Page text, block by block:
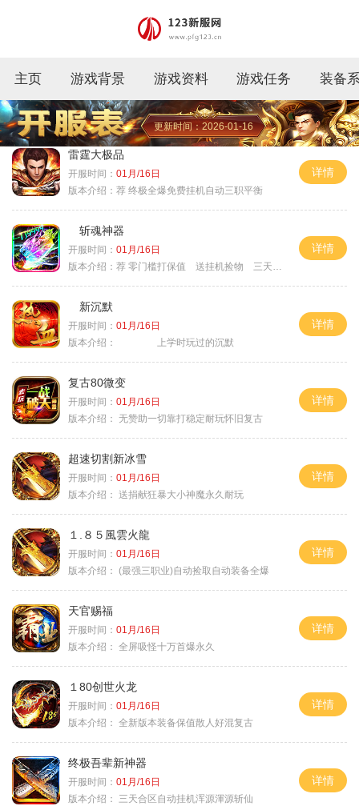
主页 游戏背景 游戏资料 游戏任务 装备
更新时间：2026-01-16
雷霆大极品
开服时间： 01月/16日
版本介绍： 荐 终极全爆免费挂机自动三职平衡
详情
斩魂神器
开服时间： 01月/16日
版本介绍： 荐 零门槛打保值 送挂机捡物 三天合区
详情
新沉默
开服时间： 01月/16日
版本介绍：
上学时玩过的沉默
详情
复古80微变
开服时间： 01月/16日
版本介绍： 无赞助一切靠打稳定耐玩怀旧复古
详情
超速切割新冰雪
开服时间： 01月/16日
版本介绍： 送捐献狂暴大小神魔永久耐玩
详情
１.８５風雲火龍
开服时间： 01月/16日
版本介绍： (最强三职业)自动捡取自动装备全爆
详情
天官赐福
开服时间： 01月/16日
版本介绍： 全屏吸怪十万首爆永久
详情
１80创世火龙
开服时间： 01月/16日
版本介绍： 全新版本装备保值散人好混复古
详情
终极吾辈新神器
开服时间： 01月/16日
版本介绍：
三天合区自动挂机浑源渾源斩仙
详情